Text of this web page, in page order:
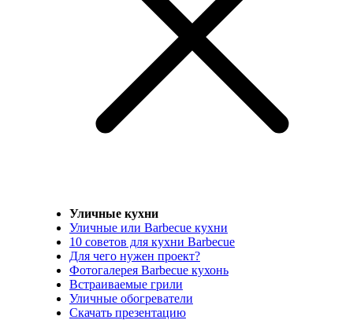
Уличные кухни
Уличные или Barbecue кухни
10 советов для кухни Barbecue
Для чего нужен проект?
Фотогалерея Barbecue кухонь
Встраиваемые грили
Уличные обогреватели
Скачать презентацию